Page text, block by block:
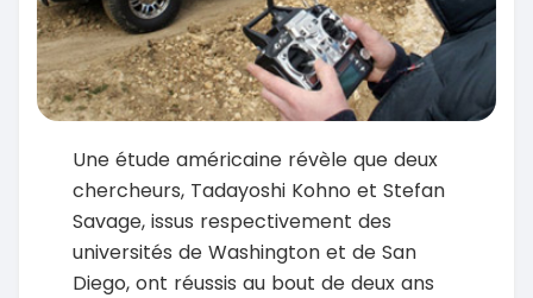
Une étude américaine révèle que deux
chercheurs, Tadayoshi Kohno et Stefan
Savage, issus respectivement des
universités de Washington et de San
Diego, ont réussis au bout de deux ans